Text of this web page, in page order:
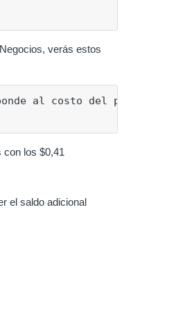
verás estos
al costo del pago
con los $0,41
el saldo adicional